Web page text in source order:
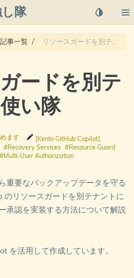
隊
記事一覧 リソースガードを別テナントと使い隊
ードを別テ
い隊
ます ·
[Kento GitHub Copilot]
#Recovery Services #Resource Guard
#Multi-User Authorization
重要なバックアップデータを守る
リソースガードを別テナントに
承認を実装する方法について解説
を活用して作成しています。